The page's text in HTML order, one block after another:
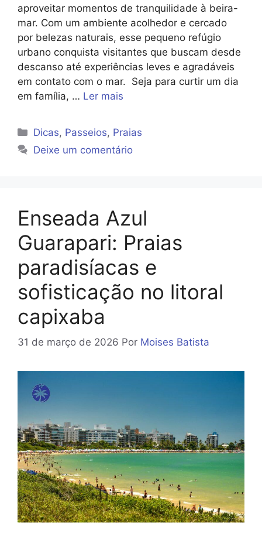
aproveitar momentos de tranquilidade à beira-
mar. Com um ambiente acolhedor e cercado
por belezas naturais, esse pequeno refúgio
urbano conquista visitantes que buscam desde
descanso até experiências leves e agradáveis
em contato com o mar. Seja para curtir um dia
em família, … Ler mais
Categorias
Dicas, Passeios, Praias
Deixe um comentário
Enseada Azul
Guarapari: Praias
paradisíacas e
sofisticação no litoral
capixaba
31 de março de 2026 Por Moises Batista